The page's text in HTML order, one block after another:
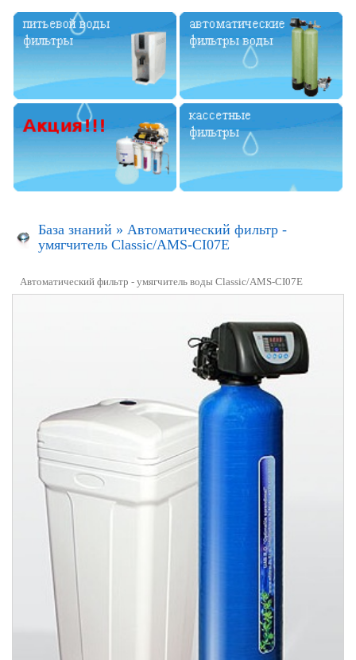
База знаний » Автоматический фильтр -
умягчитель Classic/AMS-CI07E
Автоматический фильтр - умягчитель воды Classic/AMS-CI07E